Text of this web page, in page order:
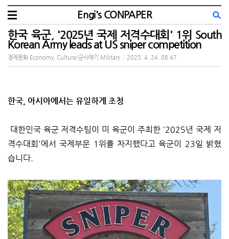
Engi's CONPAPER
한국 육군, '2025년 국제 저격수대회' 1위 South
Korean Army leads at US sniper competition
경제문화 Economy, Culture/군사얘기 Military 2025. 4. 24. 08:47
한국, 아시아에서는 유일하게 초청
대한민국 육군 저격수팀이 미 육군이 주최한 '2025년 국제 저
격수대회'에서 국제부문 1위를 차지했다고 육군이 23일 밝혔
습니다.